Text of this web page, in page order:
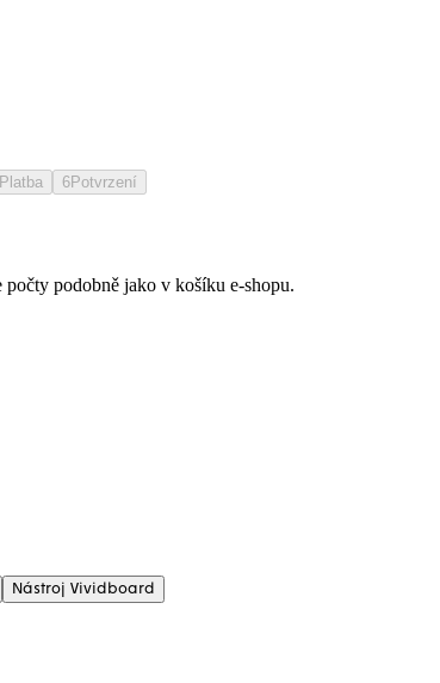
Platba 6Potvrzení
podobně jako v košíku e-shopu.
Nástroj Vividboard